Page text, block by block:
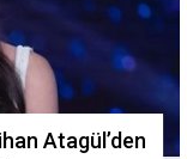
Atagül’den